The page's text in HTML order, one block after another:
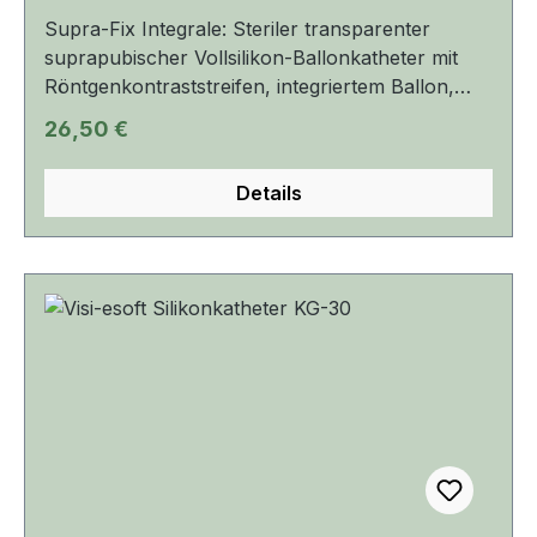
Supra-Fix Integrale: Steriler transparenter
suprapubischer Vollsilikon-Ballonkatheter mit
Röntgenkontraststreifen, integriertem Ballon,
Markierungen zur exakten Positionierung und
einem blauen Katheterstopfen. Hersteller:
Urotech Medizinische Technologie GmbH
Regulärer Preis:
26,50 €
Details